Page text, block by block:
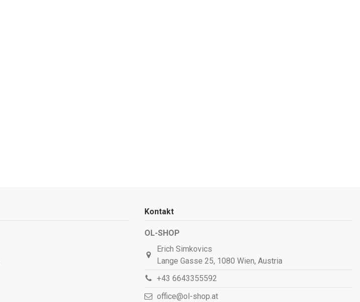
Kontakt
OL-SHOP
Erich Simkovics
Lange Gasse 25, 1080 Wien, Austria
+43 6643355592
office@ol-shop.at